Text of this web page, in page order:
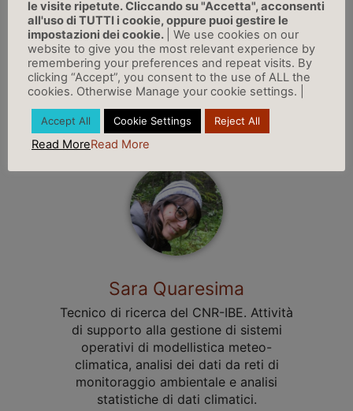
Sara Quaresima
Tecnico di ricerca del CNR-IBE. Attività
di supporto alla gestione di sistemi
operativi di modellistica meteo-
climatica, analisi dei dati da reti di
monitoraggio ambientale e analisi
statistiche di dati climatici.
Fisico, ricercatore del CNR-IBE.
Competenze: modellistica legata ai
cambiamenti climatici e impatti
sull'agricoltura, previsioni stagionali nel
Bacino del Mediterraneo e Africa
occidentale.
LINKEDIN
le visite ripetute. Cliccando su "Accetta", acconsenti
all'uso di TUTTI i cookie, oppure puoi gestire le
impostazioni dei cookie.
| We use cookies on our
website to give you the most relevant experience by
remembering your preferences and repeat visits. By
clicking “Accept”, you consent to the use of ALL the
cookies. Otherwise Manage your cookie settings. |
Accept All Cookie Settings Reject All
Read MoreRead More